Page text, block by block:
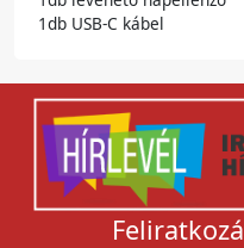
1db USB-C kábel